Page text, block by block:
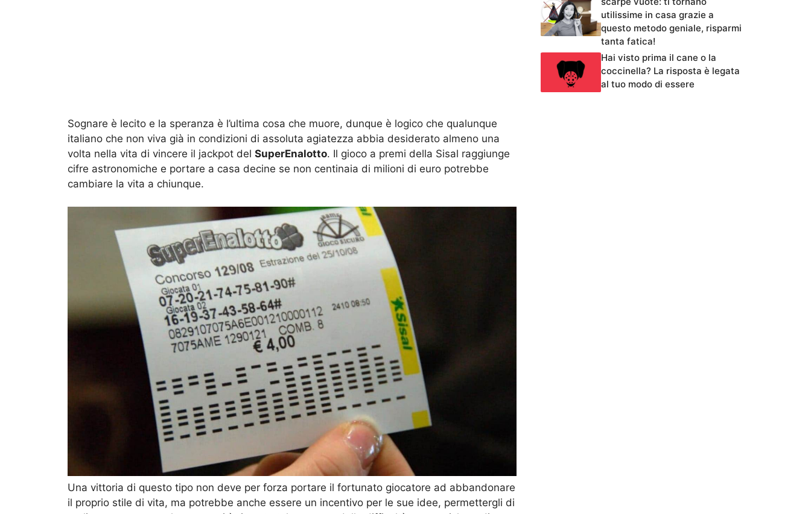
Sognare è lecito e la speranza è l’ultima cosa che muore, dunque è logico che qualunque
italiano che non viva già in condizioni di assoluta agiatezza abbia desiderato almeno una
volta nella vita di vincere il jackpot del SuperEnalotto. Il gioco a premi della Sisal raggiunge
cifre astronomiche e portare a casa decine se non centinaia di milioni di euro potrebbe
cambiare la vita a chiunque.
Una vittoria di questo tipo non deve per forza portare il fortunato giocatore ad abbandonare
il proprio stile di vita, ma potrebbe anche essere un incentivo per le sue idee, permettergli di
utilissime in casa grazie a
questo metodo geniale, risparmi
tanta fatica!
Hai visto prima il cane o la
coccinella? La risposta è legata
al tuo modo di essere